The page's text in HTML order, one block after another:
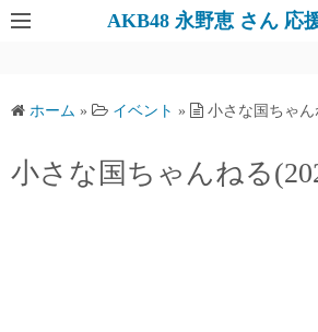
AKB48 永野恵 さん 応
ホーム » イベント » 小さな国ちゃん
小さな国ちゃんねる